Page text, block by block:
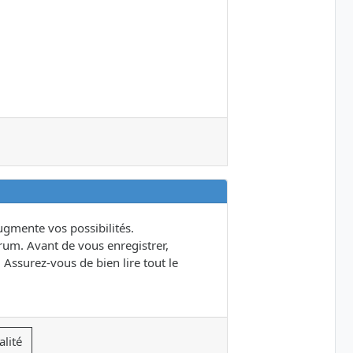
vos possibilités.
Avant de vous enregistrer,
vous de bien lire tout le